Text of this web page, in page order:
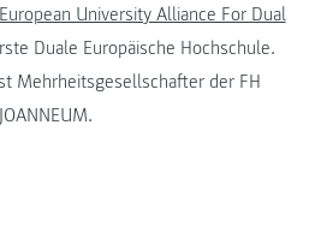
University Alliance For Dual
Duale Europäische Hochschule.
Mehrheitsgesellschafter der FH
JOANNEUM.